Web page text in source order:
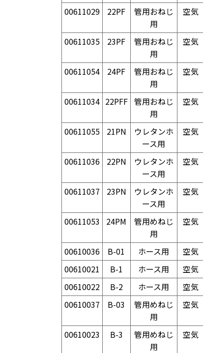
00611029 22PF
管用おねじ
用
空気
00611035 23PF
管用おねじ
用
空気
00611054 24PF
管用おねじ
用
空気
00611034 22PFF 管用おねじ
用
空気
00611055 21PN
ウレタンホ
ース用
空気
00611036 22PN
ウレタンホ
ース用
空気
00611037 23PN
ウレタンホ
ース用
空気
00611053 24PM
管用めねじ
用
空気
00610036 B-01 ホース用 空気
00610021
B-1 ホース用 空気
00610022
B-2 ホース用 空気
00610037
B-03
管用めねじ
用
空気
00610023 B-3
管用めねじ
用
空気